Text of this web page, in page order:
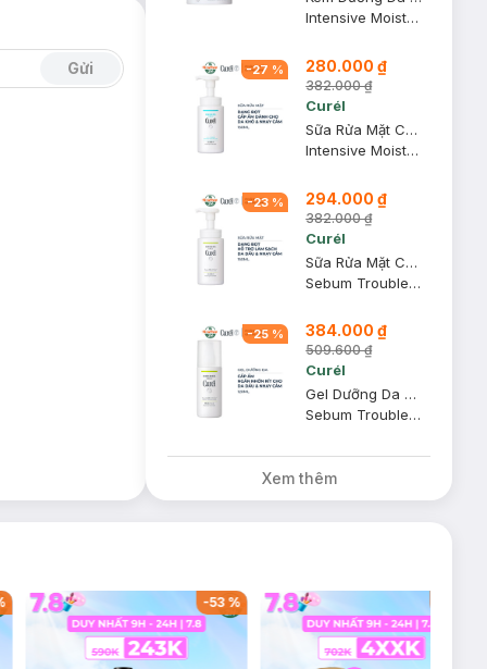
Gửi
Intensive Moisture Care Intensive Moisture Cream
-27 % 280.000 ₫
382.000 ₫
Curél
Sữa Rửa Mặt Curél Dạng Bọt Cấp Ẩm Chuyên Sâu 150ml
Intensive Moisture Care Foaming Wash
-23 % 294.000 ₫
382.000 ₫
Curél
Sữa Rửa Mặt Curél Dạng Bọt Dành Cho Da Dầu 150ml
Sebum Trouble Care Sebum Care Foaming Wash
-25 % 384.000 ₫
509.600 ₫
Curél
Gel Dưỡng Da Curél Dành Cho Da Dầu 120ml
Sebum Trouble Care Sebum Care Moisture Gel
Xem thêm
-53%